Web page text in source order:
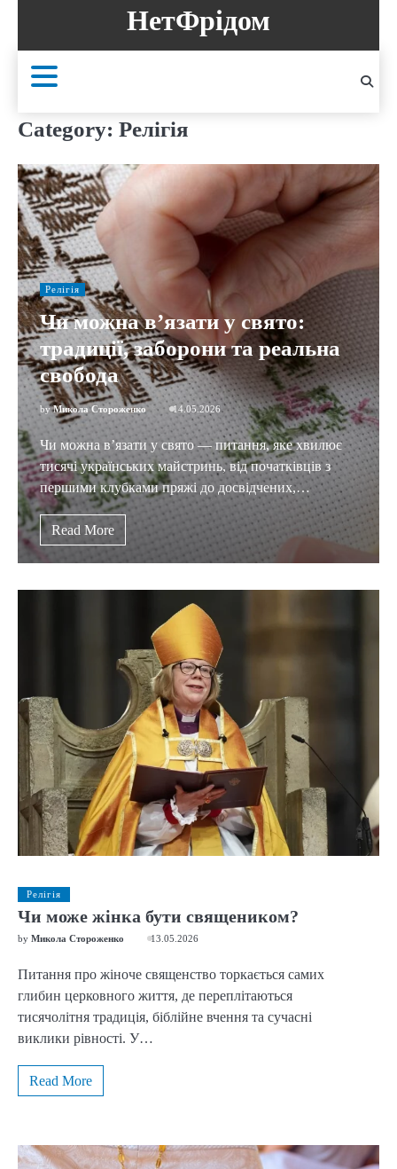
content
НетФрідом
Category: Релігія
Релігія
Чи можна в’язати у свято:
традиції, заборони та реальна
свобода
byМикола Стороженко 14.05.2026
Чи можна в’язати у свято — питання, яке хвилює
тисячі українських майстринь, від початківців з
першими клубками пряжі до досвідчених,…
Read More
Релігія
Чи може жінка бути священиком?
by Микола Стороженко 13.05.2026
Питання про жіноче священство торкається самих
глибин церковного життя, де переплітаються
тисячолітня традиція, біблійне вчення та сучасні
виклики рівності. У…
Read More